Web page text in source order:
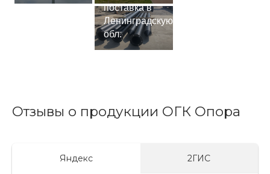
поставка в
Ленинградскую
обл.
Отзывы о продукции ОГК Опора
Яндекс 2ГИС